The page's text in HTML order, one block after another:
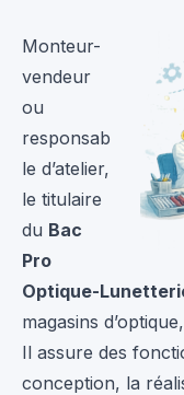
Monteur-
vendeur
ou
responsab
le d’atelier,
le titulaire
du Bac
Pro
Optique-
magasins
Il assure des
conception, la